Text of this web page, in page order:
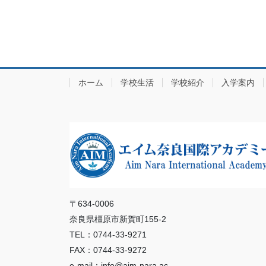
ホーム 学校生活 学校紹介 入学案内
〒634-0006
奈良県橿原市新賀町155-2
TEL：0744-33-9271
FAX：0744-33-9272